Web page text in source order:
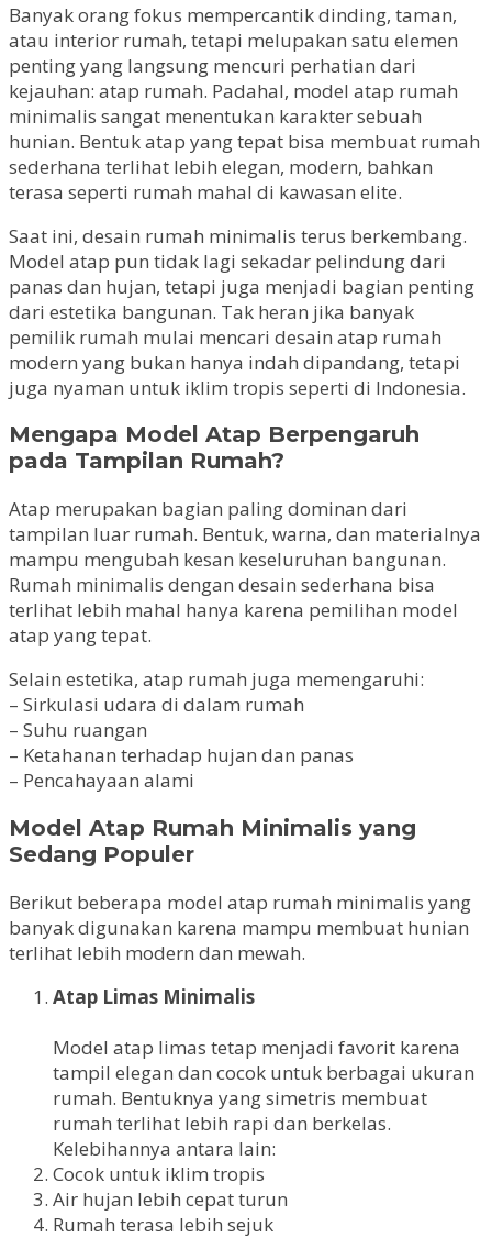
Banyak orang fokus mempercantik dinding, taman,
atau interior rumah, tetapi melupakan satu elemen
penting yang langsung mencuri perhatian dari
kejauhan: atap rumah. Padahal, model atap rumah
minimalis sangat menentukan karakter sebuah
hunian. Bentuk atap yang tepat bisa membuat rumah
sederhana terlihat lebih elegan, modern, bahkan
terasa seperti rumah mahal di kawasan elite.
Saat ini, desain rumah minimalis terus berkembang.
Model atap pun tidak lagi sekadar pelindung dari
panas dan hujan, tetapi juga menjadi bagian penting
dari estetika bangunan. Tak heran jika banyak
pemilik rumah mulai mencari desain atap rumah
modern yang bukan hanya indah dipandang, tetapi
juga nyaman untuk iklim tropis seperti di Indonesia.
Mengapa Model Atap Berpengaruh
pada Tampilan Rumah?
Atap merupakan bagian paling dominan dari
tampilan luar rumah. Bentuk, warna, dan materialnya
mampu mengubah kesan keseluruhan bangunan.
Rumah minimalis dengan desain sederhana bisa
terlihat lebih mahal hanya karena pemilihan model
atap yang tepat.
Selain estetika, atap rumah juga memengaruhi:
– Sirkulasi udara di dalam rumah
– Suhu ruangan
– Ketahanan terhadap hujan dan panas
– Pencahayaan alami
Model Atap Rumah Minimalis yang
Sedang Populer
Berikut beberapa model atap rumah minimalis yang
banyak digunakan karena mampu membuat hunian
terlihat lebih modern dan mewah.
Atap Limas Minimalis
Model atap limas tetap menjadi favorit karena
tampil elegan dan cocok untuk berbagai ukuran
rumah. Bentuknya yang simetris membuat
rumah terlihat lebih rapi dan berkelas.
Kelebihannya antara lain:
Cocok untuk iklim tropis
Air hujan lebih cepat turun
Rumah terasa lebih sejuk